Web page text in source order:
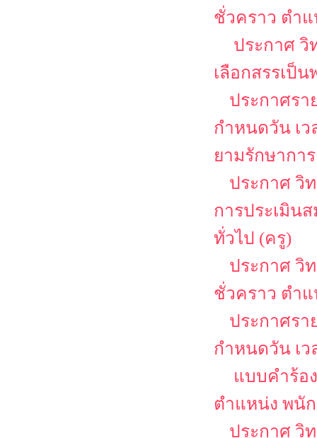
ชั่วคราว ตำ
ประกาศ วิ
เลือกสรรเป็
ประกาศรา
กำหนดวัน เ
ยามรักษากา
ประกาศ วิ
การประเมิน
ทั่วไป (ครู)
ประกาศ วิ
ชั่วคราว ตำ
ประกาศรา
กำหนดวัน เว
แบบคำร้อ
ตำแหน่ง พนั
ประกาศ วิ